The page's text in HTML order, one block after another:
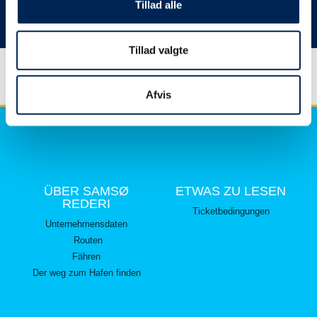
Tillad alle
Tillad valgte
Afvis
Vielen Dank für Ihr Verständnis.
ÜBER SAMSØ
REDERI
Unternehmensdaten
Routen
Fähren
Der weg zum Hafen finden
ETWAS ZU LESEN
Ticketbedingungen